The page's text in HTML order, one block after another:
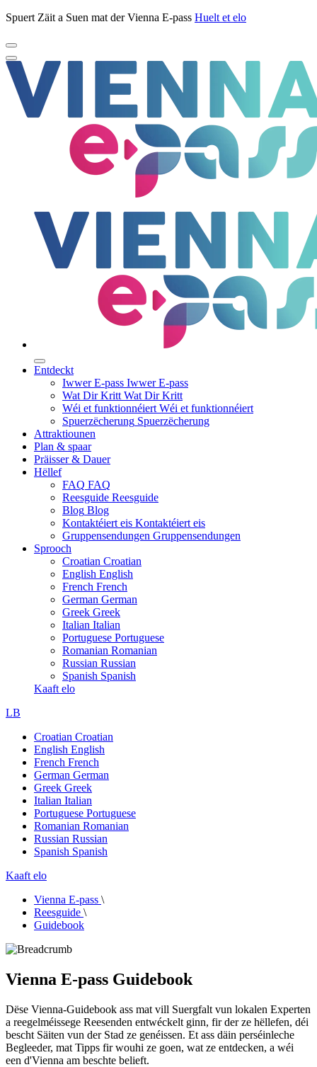
Spuert Zäit a Suen mat der Vienna E-pass Huelt et elo
Entdeckt
Iwwer E-pass Iwwer E-pass
Wat Dir Kritt Wat Dir Kritt
Wéi et funktionnéiert Wéi et funktionnéiert
Spuerzëcherung Spuerzëcherung
Attraktiounen
Plan & spaar
Präisser & Dauer
Hëllef
FAQ FAQ
Reesguide Reesguide
Blog Blog
Kontaktéiert eis Kontaktéiert eis
Gruppensendungen Gruppensendungen
Sprooch
Croatian Croatian
English English
French French
German German
Greek Greek
Italian Italian
Portuguese Portuguese
Romanian Romanian
Russian Russian
Spanish Spanish
Kaaft elo
LB
Croatian Croatian
English English
French French
German German
Greek Greek
Italian Italian
Portuguese Portuguese
Romanian Romanian
Russian Russian
Spanish Spanish
Kaaft elo
Vienna E-pass \
Reesguide \
Guidebook
Vienna E-pass Guidebook
Dëse Vienna-Guidebook ass mat vill Suergfalt vun lokalen Experten
a reegelméissege Reesenden entwéckelt ginn, fir der ze hëllefen, déi
bescht Säiten vun der Stad ze genéissen. Et ass däin perséinleche
Begleeder, mat Tipps fir wouhi ze goen, wat ze entdecken, a wéi
een d'Vienna am beschte belieft.